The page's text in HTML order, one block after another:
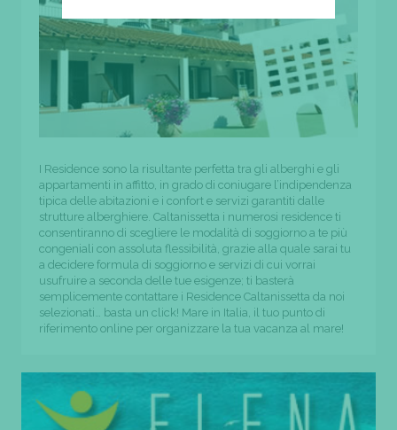
I Residence sono la risultante perfetta tra gli alberghi e gli
appartamenti in affitto, in grado di coniugare l’indipendenza
tipica delle abitazioni e i confort e servizi garantiti dalle
strutture alberghiere. Caltanissetta i numerosi residence ti
consentiranno di scegliere le modalità di soggiorno a te più
congeniali con assoluta flessibilità, grazie alla quale sarai tu
a decidere formula di soggiorno e servizi di cui vorrai
usufruire a seconda delle tue esigenze; ti basterà
semplicemente contattare i Residence Caltanissetta da noi
selezionati… basta un click! Mare in Italia, il tuo punto di
riferimento online per organizzare la tua vacanza al mare!